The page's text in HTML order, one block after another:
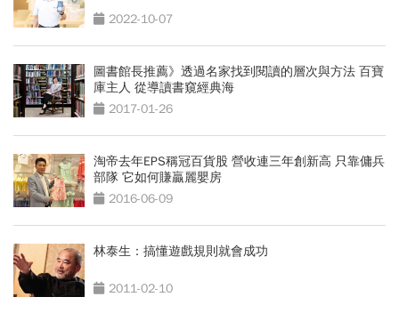
2022-10-07
圖書館長推薦》透過名家找到閱讀的層次與方法 百寶
庫主人 從導讀書窺經典海
2017-01-26
淘帝去年EPS稱冠百貨股 營收連三年創新高 只靠傭兵
部隊 它如何賺贏麗嬰房
2016-06-09
林泰生：搞懂遊戲規則就會成功
2011-02-10